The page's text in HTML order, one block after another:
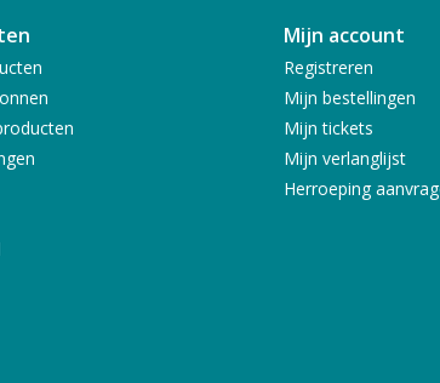
Mijn account
Registreren
Mijn bestellingen
Mijn tickets
Mijn verlanglijst
Herroeping